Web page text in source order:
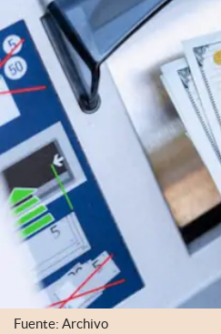
Fuente: Archivo